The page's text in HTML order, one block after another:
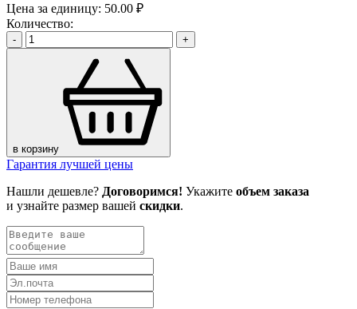
Цена за единицу: 50.00 ₽
Количество:
- +
в корзину
Гарантия лучшей цены
Нашли дешевле? Договоримся! Укажите объем заказа
и узнайте размер вашей скидки.